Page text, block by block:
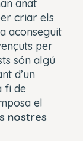
anat
criar els
aconseguit
per
són algú
d’un
fi de
el
nostres